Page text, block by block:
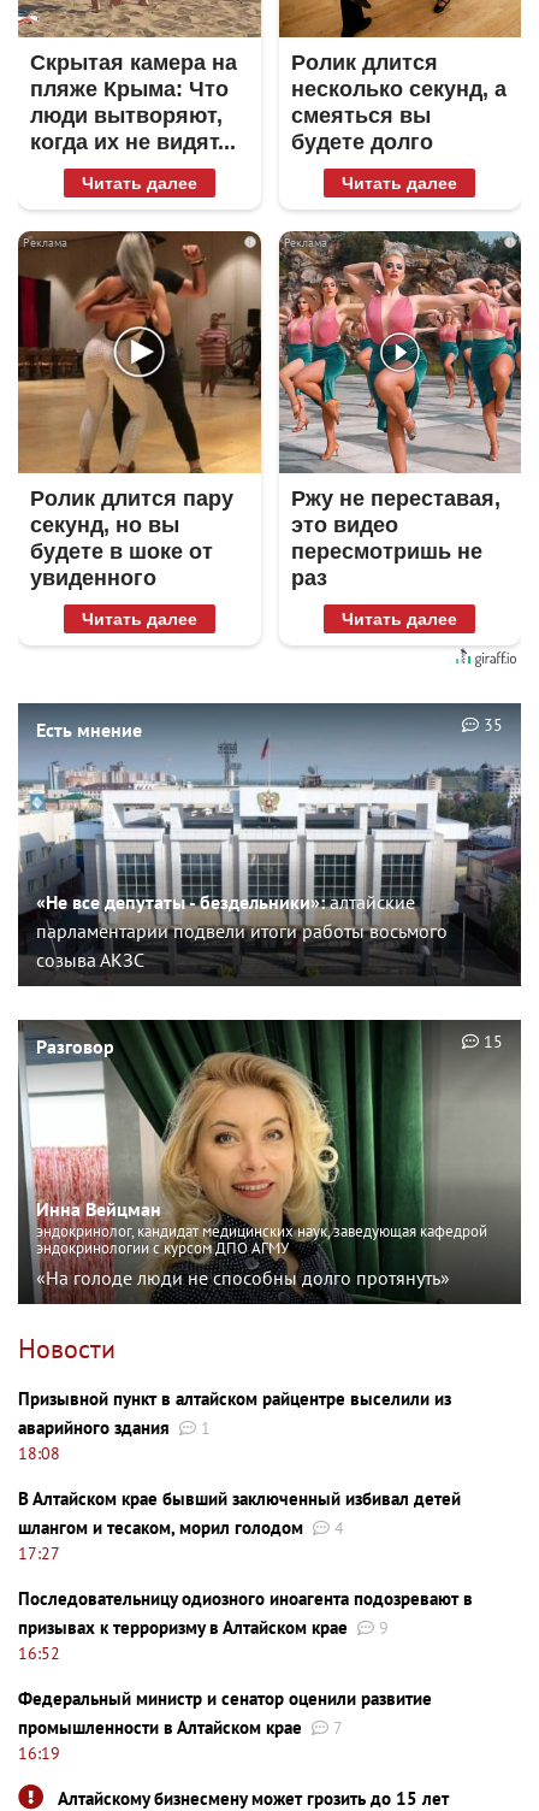
Скрытая камера на
пляже Крыма: Что
люди вытворяют,
когда их не видят...
Читать далее
Ролик длится
несколько секунд, а
смеяться вы
будете долго
Читать далее
i
Ролик длится пару
секунд, но вы
будете в шоке от
увиденного
Читать далее
i
Ржу не переставая,
это видео
пересмотришь не
раз
Читать далее
Есть мнение
«Не все депутаты - бездельники»:алтайские
парламентарии подвели итоги работы восьмого
созыва АКЗС
35
Разговор
Инна Вейцман
эндокринолог, кандидат медицинских наук, заведующая кафедрой
эндокринологии с курсом ДПО АГМУ
«На голоде люди не способны долго протянуть»
15
Новости
Призывной пункт в алтайском райцентре выселили из
аварийного здания
1
18:08
В Алтайском крае бывший заключенный избивал детей
шлангом и тесаком, морил голодом
4
17:27
Последовательницу одиозного иноагента подозревают в
призывах к терроризму в Алтайском крае
9
16:52
Федеральный министр и сенатор оценили развитие
промышленности в Алтайском крае
7
16:19
Алтайскому бизнесмену может грозить до 15 лет